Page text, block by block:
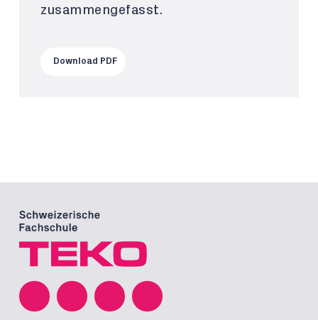
zusammengefasst.
Download PDF